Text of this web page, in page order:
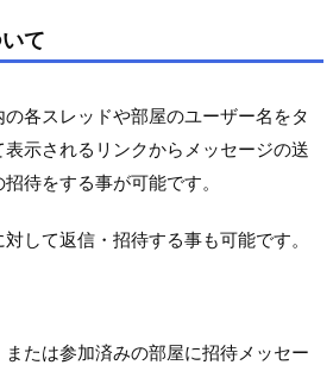
て
各スレッドや部屋のユーザー名をタ
示されるリンクからメッセージの送
待をする事が可能です。
して返信・招待する事も可能です。
たは参加済みの部屋に招待メッセー